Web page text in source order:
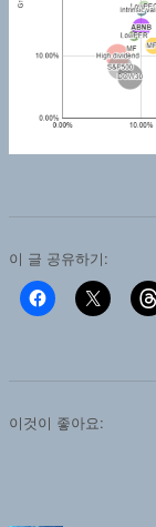
이 글 공유하기:
이것이 좋아요: